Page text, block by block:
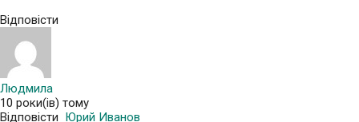
Відповісти
Людмила
10 роки(ів) тому
Відповісти
Юрий Иванов